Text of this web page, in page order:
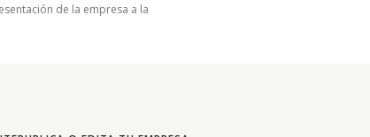
de la empresa a la